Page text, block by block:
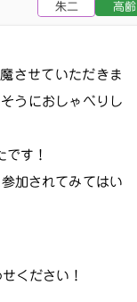
朱二 高齢
させていただきま
うにおしゃべりし
す！
加されてみてはい
ください！